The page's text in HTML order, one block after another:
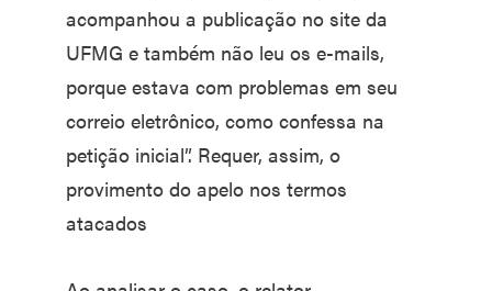
acompanhou a publicação no site da
UFMG e também não leu os e-mails,
porque estava com problemas em seu
correio eletrônico, como confessa na
petição inicial”. Requer, assim, o
provimento do apelo nos termos
atacados